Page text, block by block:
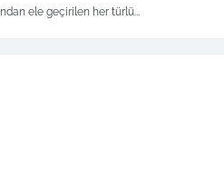
ele geçirilen her türlü...